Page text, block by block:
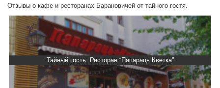
Отзывы о кафе и ресторанах Барановичей от тайного гостя.
Тайный гость: Ресторан “Папараць Кветка”